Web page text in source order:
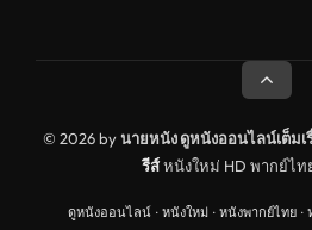
© 2026 byนายหนัง ดูหนังออนไลน์เต็มเ
รีส์หนังใหม่ HD พากย์ไท
ดูหนังออนไลน์ · หนังใหม่ · หนังพากย์ไทย ·